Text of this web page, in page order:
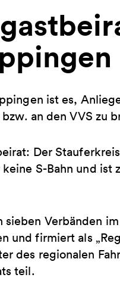
ist es,
an den VVS zu
Der
S-Bahn und ist
Verbänden
und firmiert als
des regionalen
teil.